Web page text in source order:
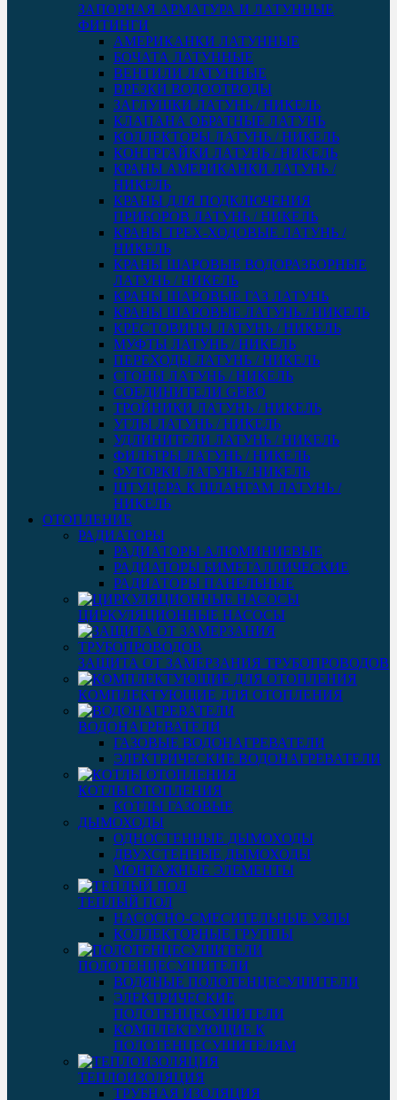
ЗАПОРНАЯ АРМАТУРА И ЛАТУННЫЕ
ФИТИНГИ
АМЕРИКАНКИ ЛАТУННЫЕ
БОЧАТА ЛАТУННЫЕ
ВЕНТИЛИ ЛАТУННЫЕ
ВРЕЗКИ ВОДООТВОДЫ
ЗАГЛУШКИ ЛАТУНЬ / НИКЕЛЬ
КЛАПАНА ОБРАТНЫЕ ЛАТУНЬ
КОЛЛЕКТОРЫ ЛАТУНЬ / НИКЕЛЬ
КОНТРГАЙКИ ЛАТУНЬ / НИКЕЛЬ
КРАНЫ АМЕРИКАНКИ ЛАТУНЬ /
НИКЕЛЬ
КРАНЫ ДЛЯ ПОДКЛЮЧЕНИЯ
ПРИБОРОВ ЛАТУНЬ / НИКЕЛЬ
КРАНЫ ТРЕХ-ХОДОВЫЕ ЛАТУНЬ /
НИКЕЛЬ
КРАНЫ ШАРОВЫЕ ВОДОРАЗБОРНЫЕ
ЛАТУНЬ / НИКЕЛЬ
КРАНЫ ШАРОВЫЕ ГАЗ ЛАТУНЬ
КРАНЫ ШАРОВЫЕ ЛАТУНЬ / НИКЕЛЬ
КРЕСТОВИНЫ ЛАТУНЬ / НИКЕЛЬ
МУФТЫ ЛАТУНЬ / НИКЕЛЬ
ПЕРЕХОДЫ ЛАТУНЬ / НИКЕЛЬ
СГОНЫ ЛАТУНЬ / НИКЕЛЬ
СОЕДИНИТЕЛИ GEBO
ТРОЙНИКИ ЛАТУНЬ / НИКЕЛЬ
УГЛЫ ЛАТУНЬ / НИКЕЛЬ
УДЛИНИТЕЛИ ЛАТУНЬ / НИКЕЛЬ
ФИЛЬТРЫ ЛАТУНЬ / НИКЕЛЬ
ФУТОРКИ ЛАТУНЬ / НИКЕЛЬ
ШТУЦЕРА К ШЛАНГАМ ЛАТУНЬ /
НИКЕЛЬ
ОТОПЛЕНИЕ
РАДИАТОРЫ
РАДИАТОРЫ АЛЮМИНИЕВЫЕ
РАДИАТОРЫ БИМЕТАЛЛИЧЕСКИЕ
РАДИАТОРЫ ПАНЕЛЬНЫЕ
ЦИРКУЛЯЦИОННЫЕ НАСОСЫ
ЗАЩИТА ОТ ЗАМЕРЗАНИЯ ТРУБОПРОВОДОВ
КОМПЛЕКТУЮЩИЕ ДЛЯ ОТОПЛЕНИЯ
ВОДОНАГРЕВАТЕЛИ
ГАЗОВЫЕ ВОДОНАГРЕВАТЕЛИ
ЭЛЕКТРИЧЕСКИЕ ВОДОНАГРЕВАТЕЛИ
КОТЛЫ ОТОПЛЕНИЯ
КОТЛЫ ГАЗОВЫЕ
ДЫМОХОДЫ
ОДНОСТЕННЫЕ ДЫМОХОДЫ
ДВУХСТЕННЫЕ ДЫМОХОДЫ
МОНТАЖНЫЕ ЭЛЕМЕНТЫ
ТЕПЛЫЙ ПОЛ
НАСОСНО-СМЕСИТЕЛЬНЫЕ УЗЛЫ
КОЛЛЕКТОРНЫЕ ГРУППЫ
ПОЛОТЕНЦЕСУШИТЕЛИ
ВОДЯНЫЕ ПОЛОТЕНЦЕСУШИТЕЛИ
ЭЛЕКТРИЧЕСКИЕ
ПОЛОТЕНЦЕСУШИТЕЛИ
КОМПЛЕКТУЮЩИЕ К
ПОЛОТЕНЦЕСУШИТЕЛЯМ
ТЕПЛОИЗОЛЯЦИЯ
ТРУБНАЯ ИЗОЛЯЦИЯ